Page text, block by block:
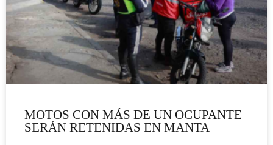
MOTOS CON MÁS DE UN OCUPANTE
SERÁN RETENIDAS EN MANTA